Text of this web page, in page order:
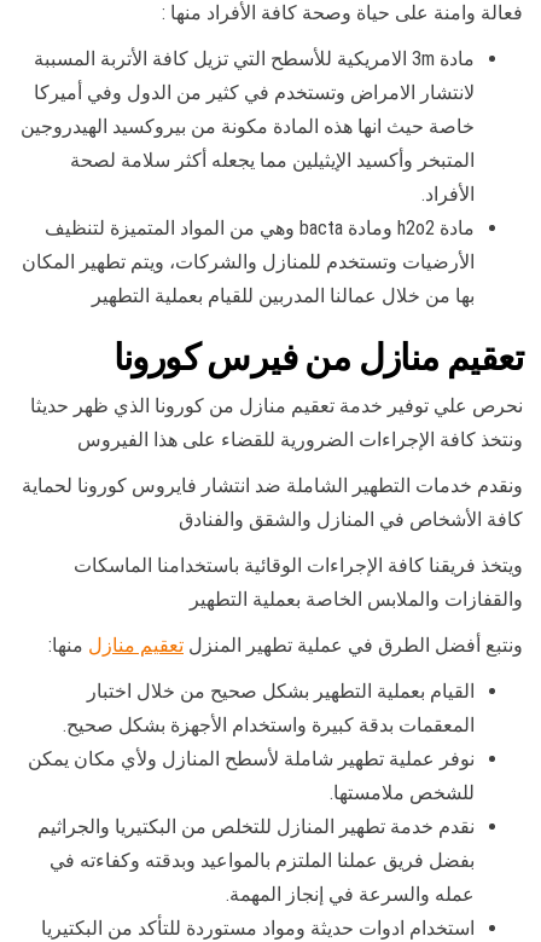
فعالة وامنة على حياة وصحة كافة الأفراد منها :
مادة 3m الامريكية للأسطح التي تزيل كافة الأتربة المسببة
لانتشار الامراض وتستخدم في كثير من الدول وفي أميركا
خاصة حيث انها هذه المادة مكونة من بيروكسيد الهيدروجين
المتبخر وأكسيد الإيثيلين مما يجعله أكثر سلامة لصحة
الأفراد.
مادة h2o2 ومادة bacta وهي من المواد المتميزة لتنظيف
الأرضيات وتستخدم للمنازل والشركات، ويتم تطهير المكان
بها من خلال عمالنا المدربين للقيام بعملية التطهير
تعقيم منازل من فيرس كورونا
نحرص علي توفير خدمة تعقيم منازل من كورونا الذي ظهر حديثا
ونتخذ كافة الإجراءات الضرورية للقضاء على هذا الفيروس
ونقدم خدمات التطهير الشاملة ضد انتشار فايروس كورونا لحماية
كافة الأشخاص في المنازل والشقق والفنادق
ويتخذ فريقنا كافة الإجراءات الوقائية باستخدامنا الماسكات
والقفازات والملابس الخاصة بعملية التطهير
ونتبع أفضل الطرق في عملية تطهير المنزل تعقيم منازل منها:
القيام بعملية التطهير بشكل صحيح من خلال اختبار
المعقمات بدقة كبيرة واستخدام الأجهزة بشكل صحيح.
نوفر عملية تطهير شاملة لأسطح المنازل ولأي مكان يمكن
للشخص ملامستها.
نقدم خدمة تطهير المنازل للتخلص من البكتيريا والجراثيم
بفضل فريق عملنا الملتزم بالمواعيد وبدقته وكفاءته في
عمله والسرعة في إنجاز المهمة.
استخدام ادوات حديثة ومواد مستوردة للتأكد من البكتيريا